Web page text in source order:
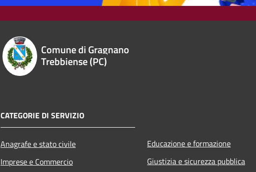
Comune di Gragnano
Trebbiense (PC)
CATEGORIE DI SERVIZIO
Anagrafe e stato civile
Imprese e Commercio
Educazione e formazione
Giustizia e sicurezza pubblica